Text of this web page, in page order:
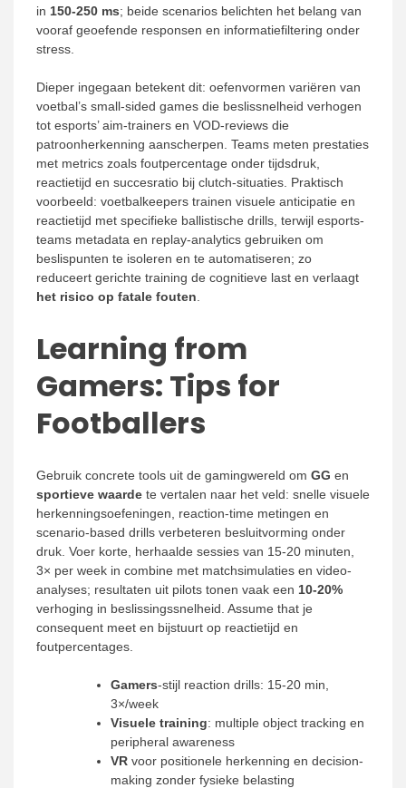
in 150-250 ms; beide scenarios belichten het belang van
vooraf geoefende responsen en informatiefiltering onder
stress.
Dieper ingegaan betekent dit: oefenvormen variëren van
voetbal’s small-sided games die beslissnelheid verhogen
tot esports’ aim-trainers en VOD-reviews die
patroonherkenning aanscherpen. Teams meten prestaties
met metrics zoals foutpercentage onder tijdsdruk,
reactietijd en succesratio bij clutch-situaties. Praktisch
voorbeeld: voetbalkeepers trainen visuele anticipatie en
reactietijd met specifieke ballistische drills, terwijl esports-
teams metadata en replay-analytics gebruiken om
beslispunten te isoleren en te automatiseren; zo
reduceert gerichte training de cognitieve last en verlaagt
het risico op fatale fouten
Learning from
Gamers: Tips for
Footballers
Gebruik concrete tools uit de gamingwereld om GG en
sportieve waarde te vertalen naar het veld: snelle visuele
herkenningsoefeningen, reaction-time metingen en
scenario-based drills verbeteren besluitvorming onder
druk. Voer korte, herhaalde sessies van 15-20 minuten,
3× per week in combine met matchsimulaties en video-
analyses; resultaten uit pilots tonen vaak een 10-20%
verhoging in beslissingssnelheid. Assume that je
consequent meet en bijstuurt op reactietijd en
foutpercentages.
Gamers-stijl reaction drills: 15-20 min,
3×/week
Visuele training: multiple object tracking en
peripheral awareness
VR voor positionele herkenning en decision-
making zonder fysieke belasting